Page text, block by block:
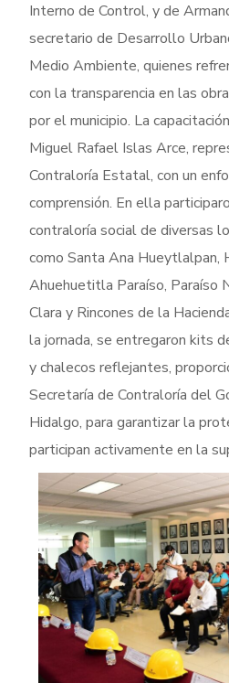
Interno de Control, y de
secretario de Desarrollo
Medio Ambiente, quienes
con la transparencia en las
por el municipio. La
Miguel Rafael Islas Arce,
Contraloría Estatal, con un
comprensión. En ella
contraloría social de diversas
como Santa Ana Hueytlalpan,
Ahuehuetitla Paraíso, Paraíso
Clara y Rincones de la
la jornada, se entregaron kits
y chalecos reflejantes,
Secretaría de Contraloría del
Hidalgo, para garantizar la
participan activamente en la
LECTURA
BIONIC
REGLA DE
INTERFAZ